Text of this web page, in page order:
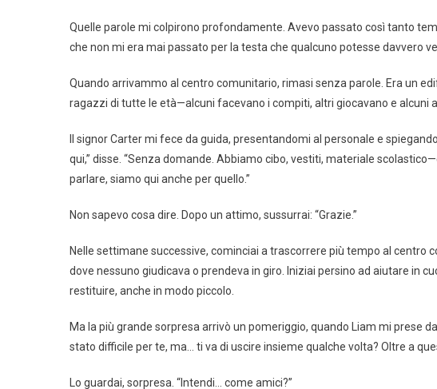
Quelle parole mi colpirono profondamente. Avevo passato così tanto
che non mi era mai passato per la testa che qualcuno potesse davvero
Quando arrivammo al centro comunitario, rimasi senza parole. Era un
ragazzi di tutte le età—alcuni facevano i compiti, altri giocavano e alcuni
Il signor Carter mi fece da guida, presentandomi al personale e
qui,” disse. “Senza domande. Abbiamo cibo, vestiti, materiale
parlare, siamo qui anche per quello.”
Non sapevo cosa dire. Dopo un attimo, sussurrai: “Grazie.”
Nelle settimane successive, cominciai a trascorrere più tempo al centro
dove nessuno giudicava o prendeva in giro. Iniziai persino ad aiutare in
restituire, anche in modo piccolo.
Ma la più grande sorpresa arrivò un pomeriggio, quando Liam mi prese da
stato difficile per te, ma… ti va di uscire insieme qualche volta? Oltre a
Lo guardai, sorpresa. “Intendi… come amici?”